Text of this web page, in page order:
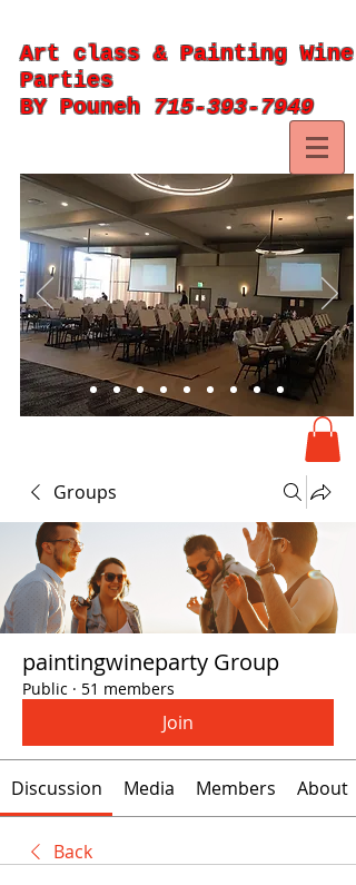
Art class & Painting Wine
Parties
BY Pouneh 715-393-7949
Groups
paintingwineparty Group
Public · 51 members
Join
Discussion Media Members About
Back